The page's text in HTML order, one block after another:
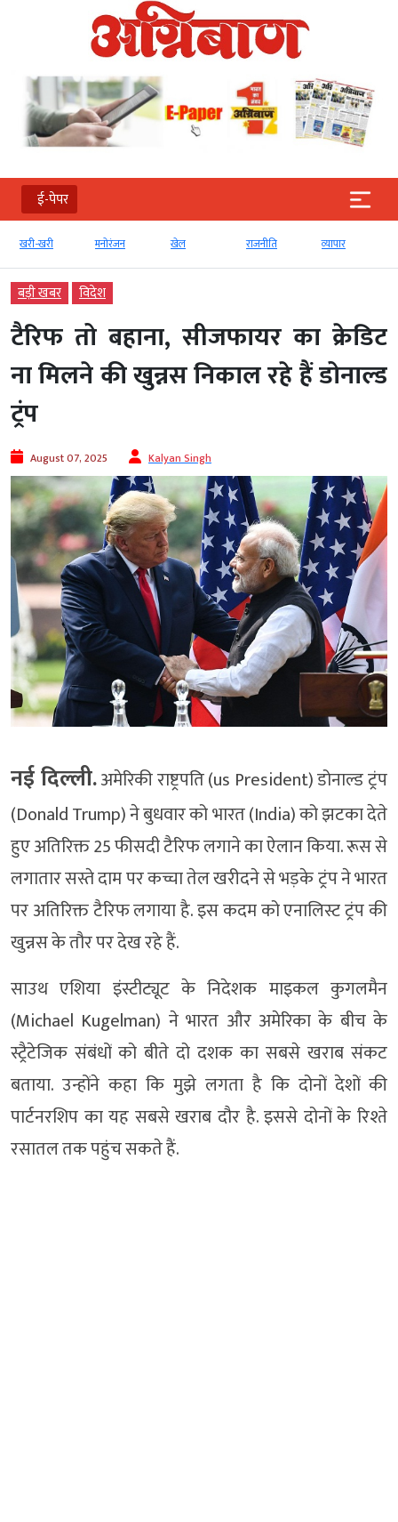
ई-पेपर
खरी-खरी मनोरंजन खेल राजनीति व्‍यापार
बड़ी खबर विदेश
टैरिफ तो बहाना, सीजफायर का क्रेडिट
ना मिलने की खुन्नस निकाल रहे हैं डोनाल्ड
ट्रंप
August 07, 2025 Kalyan Singh
नई दिल्ली.अमेरिकी राष्ट्रपति (us President) डोनाल्ड ट्रंप
(Donald Trump) ने बुधवार को भारत (India) को झटका देते
हुए अतिरिक्त 25 फीसदी टैरिफ लगाने का ऐलान किया. रूस से
लगातार सस्ते दाम पर कच्चा तेल खरीदने से भड़के ट्रंप ने भारत
पर अतिरिक्त टैरिफ लगाया है. इस कदम को एनालिस्ट ट्रंप की
खुन्नस के तौर पर देख रहे हैं.
साउथ एशिया इंस्टीट्यूट के निदेशक माइकल कुगलमैन
(Michael Kugelman) ने भारत और अमेरिका के बीच के
स्ट्रैटेजिक संबंधों को बीते दो दशक का सबसे खराब संकट
बताया. उन्होंने कहा कि मुझे लगता है कि दोनों देशों की
पार्टनरशिप का यह सबसे खराब दौर है. इससे दोनों के रिश्ते
रसातल तक पहुंच सकते हैं.